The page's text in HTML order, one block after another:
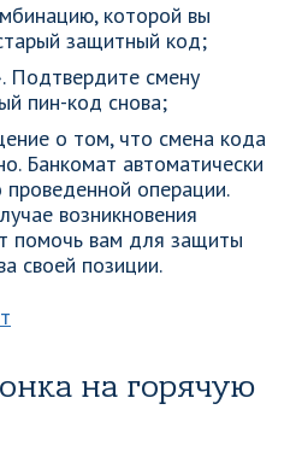
которой вы
защитный код;
Подтвердите смену
пин-код снова;
о том, что смена кода
Банкомат автоматически
проведенной операции.
возникновения
помочь вам для защиты
своей позиции.
на горячую